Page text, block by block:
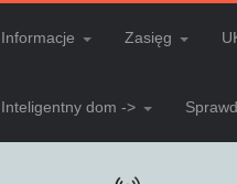
Informacje Zasięg
Inteligentny dom ->